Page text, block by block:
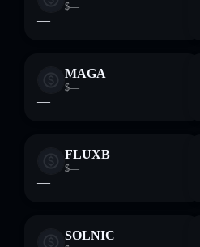
$—
—
MAGA
$—
—
FLUXB
$—
—
SOLNIC